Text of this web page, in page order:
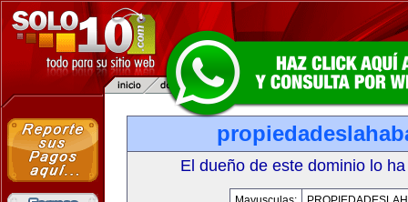
El dueño de este dominio lo